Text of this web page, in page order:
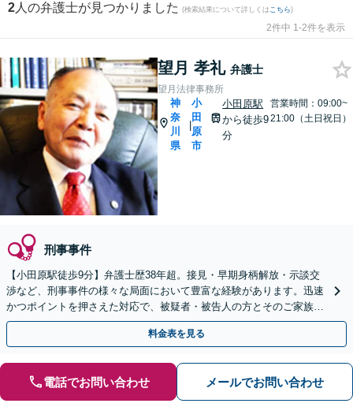
2 人の弁護士が見つかりました (検索結果について詳しくは こちら)
2件中 1-2件を表示
望月 孝礼 弁護士
望月法律事務所
神
奈
川
県
|
小
田
原
市
小田原駅
から徒歩9
分
営業時間：09:00~
21:00（土日祝日）
刑事事件
【小田原駅徒歩9分】弁護士歴38年超。接見・早期身柄解放・示談交
渉など、刑事事件の様々な局面において豊富な経験があります。迅速
かつポイントを押さえた対応で、被疑者・被告人の方とそのご家族の
方をしっかりとサポート致します。まずはご相談下さい。
料金表を見る
電話でお問い合わせ メールでお問い合わせ